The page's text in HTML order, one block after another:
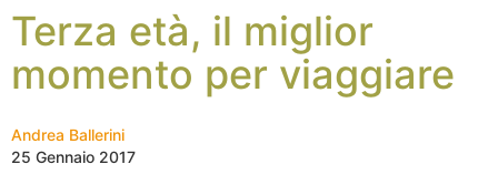
Terza età, il miglior
momento per viaggiare
Andrea Ballerini
25 Gennaio 2017